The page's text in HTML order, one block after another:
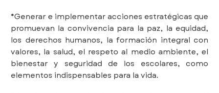
*Generar e implementar acciones estratégicas que
promuevan la convivencia para la paz, la equidad,
los derechos humanos, la formación integral con
valores, la salud, el respeto al medio ambiente, el
bienestar y seguridad de los escolares, como
elementos indispensables para la vida.